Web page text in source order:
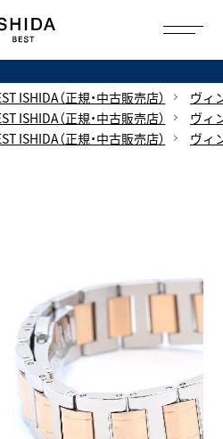
ISHIDA（正規・中古販売店）
ヴィ
ISHIDA（正規・中古販売店）
ヴィ
ISHIDA（正規・中古販売店）
ヴィ
へ